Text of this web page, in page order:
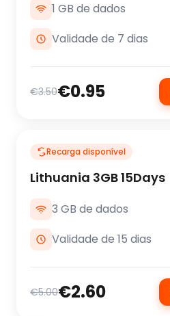
1 GB de dados
Validade de 7 dias
€3.50€0.95
Recarga disponível
Lithuania 3GB 15Days
3 GB de dados
Validade de 15 dias
€5.00€2.60